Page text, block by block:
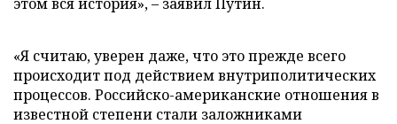
«Я считаю, уверен даже, что это прежде всего
происходит под действием внутриполитических
процессов. Российско-американские отношения в
известной степени стали заложниками